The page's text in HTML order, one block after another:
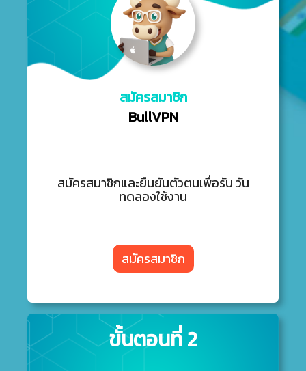
สมัครสมาชิก
BullVPN
สมัครสมาชิกและยืนยันตัวตนเพื่อรับ วัน
ทดลองใช้งาน
สมัครสมาชิก
ขั้นตอนที่ 2